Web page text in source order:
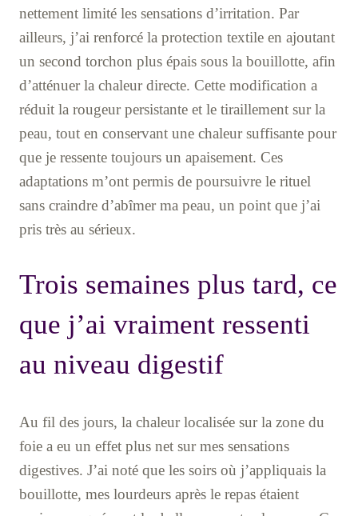
nettement limité les sensations d’irritation. Par
ailleurs, j’ai renforcé la protection textile en ajoutant
un second torchon plus épais sous la bouillotte, afin
d’atténuer la chaleur directe. Cette modification a
réduit la rougeur persistante et le tiraillement sur la
peau, tout en conservant une chaleur suffisante pour
que je ressente toujours un apaisement. Ces
adaptations m’ont permis de poursuivre le rituel
sans craindre d’abîmer ma peau, un point que j’ai
pris très au sérieux.
Trois semaines plus tard, ce
que j’ai vraiment ressenti
au niveau digestif
Au fil des jours, la chaleur localisée sur la zone du
foie a eu un effet plus net sur mes sensations
digestives. J’ai noté que les soirs où j’appliquais la
bouillotte, mes lourdeurs après le repas étaient